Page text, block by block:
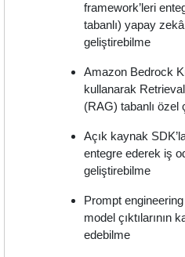
framework’leri
tabanlı) yapay
geliştirebilme
Amazon Bedrock
kullanarak
(RAG) tabanlı
Açık kaynak
entegre ederek iş
geliştirebilme
Prompt
model çıktılarının
edebilme